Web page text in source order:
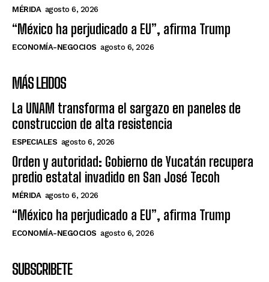
MÉRIDA agosto 6, 2026
“México ha perjudicado a EU”, afirma Trump
ECONOMÍA-NEGOCIOS agosto 6, 2026
MÁS LEIDOS
La UNAM transforma el sargazo en paneles de
construccion de alta resistencia
ESPECIALES agosto 6, 2026
Orden y autoridad: Gobierno de Yucatán recupera
predio estatal invadido en San José Tecoh
MÉRIDA agosto 6, 2026
“México ha perjudicado a EU”, afirma Trump
ECONOMÍA-NEGOCIOS agosto 6, 2026
SUBSCRIBETE